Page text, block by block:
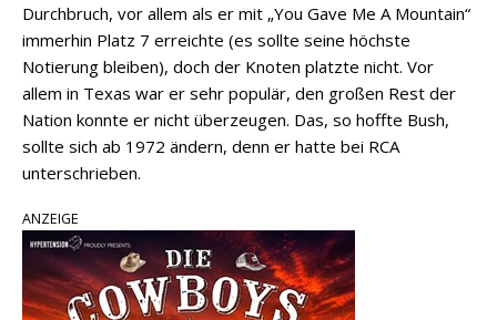
Durchbruch, vor allem als er mit „You Gave Me A Mountain“
immerhin Platz 7 erreichte (es sollte seine höchste
Notierung bleiben), doch der Knoten platzte nicht. Vor
allem in Texas war er sehr populär, den großen Rest der
Nation konnte er nicht überzeugen. Das, so hoffte Bush,
sollte sich ab 1972 ändern, denn er hatte bei RCA
unterschrieben.
ANZEIGE